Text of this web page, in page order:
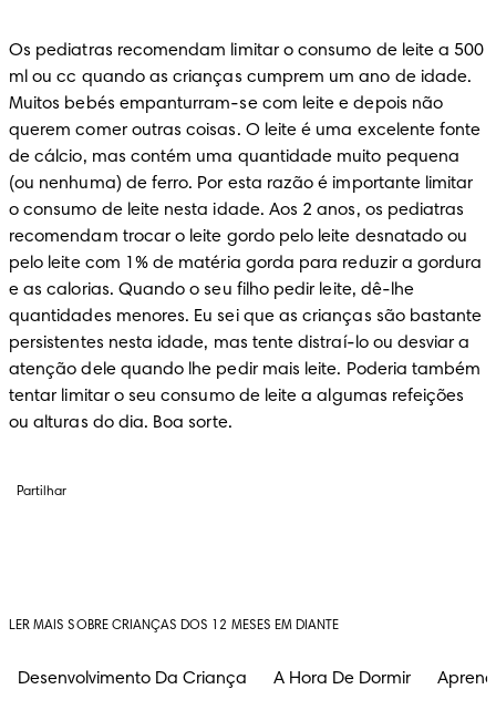
Os pediatras recomendam limitar o consumo de leite a 500
ml ou cc quando as crianças cumprem um ano de idade.
Muitos bebés empanturram-se com leite e depois não
querem comer outras coisas. O leite é uma excelente fonte
de cálcio, mas contém uma quantidade muito pequena
(ou nenhuma) de ferro. Por esta razão é importante limitar
o consumo de leite nesta idade. Aos 2 anos, os pediatras
recomendam trocar o leite gordo pelo leite desnatado ou
pelo leite com 1% de matéria gorda para reduzir a gordura
e as calorias. Quando o seu filho pedir leite, dê-lhe
quantidades menores. Eu sei que as crianças são bastante
persistentes nesta idade, mas tente distraí-lo ou desviar a
atenção dele quando lhe pedir mais leite. Poderia também
tentar limitar o seu consumo de leite a algumas refeições
ou alturas do dia. Boa sorte.
Partilhar
LER MAIS SOBRE CRIANÇAS DOS 12 MESES EM DIANTE
Desenvolvimento Da Criança A Hora De Dormir